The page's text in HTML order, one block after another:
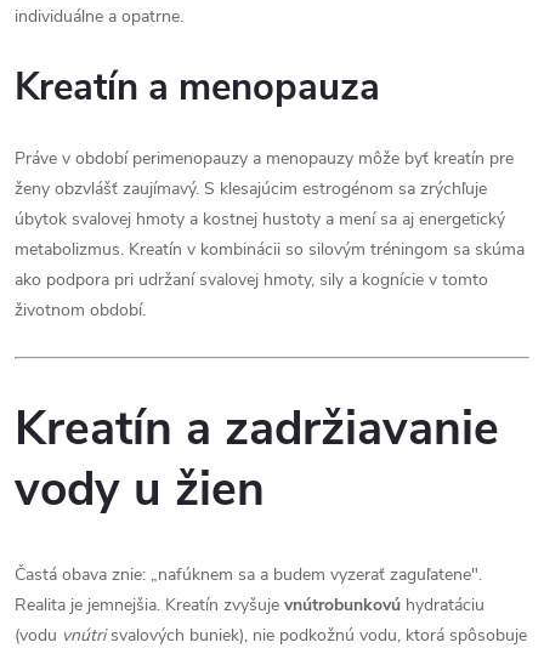
individuálne a opatrne.
Kreatín a menopauza
Práve v období perimenopauzy a menopauzy môže byť kreatín pre
ženy obzvlášť zaujímavý. S klesajúcim estrogénom sa zrýchľuje
úbytok svalovej hmoty a kostnej hustoty a mení sa aj energetický
metabolizmus. Kreatín v kombinácii so silovým tréningom sa skúma
ako podpora pri udržaní svalovej hmoty, sily a kognície v tomto
životnom období.
Kreatín a zadržiavanie
vody u žien
Častá obava znie: „nafúknem sa a budem vyzerať zaguľatene".
Realita je jemnejšia. Kreatín zvyšuje vnútrobunkovú hydratáciu
(vodu vnútrisvalových buniek), nie podkožnú vodu, ktorá spôsobuje